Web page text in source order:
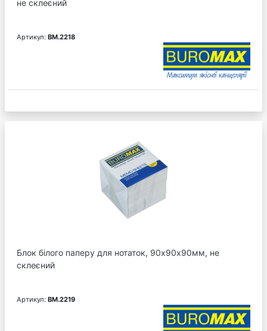
не склеєний
Артикул: BM.2218
Блок білого паперу для нотаток, 90х90х90мм, не
склеєний
Артикул: BM.2219